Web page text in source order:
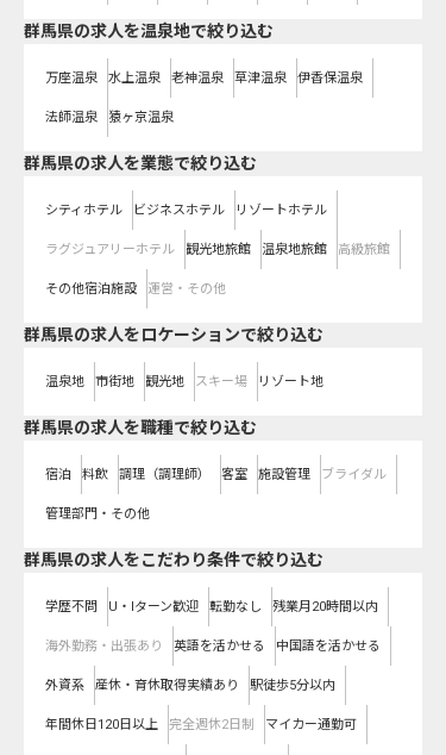
群馬県の求人を温泉地で絞り込む
万座温泉 水上温泉 老神温泉 草津温泉 伊香保温泉
法師温泉 猿ヶ京温泉
群馬県の求人を業態で絞り込む
シティホテル ビジネスホテル リゾートホテル
ラグジュアリーホテル 観光地旅館 温泉地旅館 高級旅館
その他宿泊施設 運営・その他
群馬県の求人をロケーションで絞り込む
温泉地 市街地 観光地 スキー場 リゾート地
群馬県の求人を職種で絞り込む
宿泊 料飲 調理（調理師） 客室 施設管理 ブライダル
管理部門・その他
群馬県の求人をこだわり条件で絞り込む
学歴不問 U・Iターン歓迎 転勤なし 残業月20時間以内
海外勤務・出張あり 英語を活かせる 中国語を活かせる
外資系 産休・育休取得実績あり 駅徒歩5分以内
年間休日120日以上 完全週休2日制 マイカー通勤可